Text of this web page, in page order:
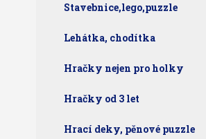
Stavebnice,lego,puzzle
Lehátka, chodítka
Hračky nejen pro holky
Hračky od 3 let
Hrací deky, pěnové puzzle